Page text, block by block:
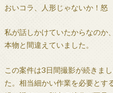
おいコラ、人形じゃないか！怒
私が話しかけていたからなのか
本物と間違えていました。
この案件は3日間撮影が続きま
た。相当細かい作業を必要とす